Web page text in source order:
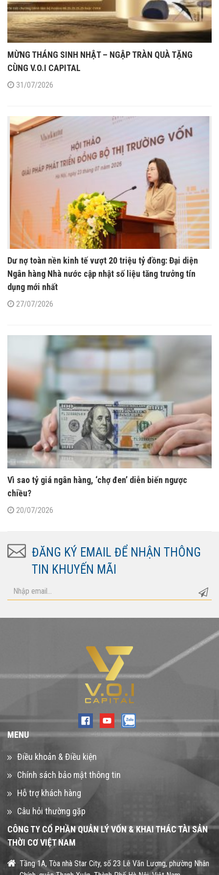
MỪNG THÁNG SINH NHẬT – NGẬP TRÀN QUÀ TẶNG
CÙNG V.O.I CAPITAL
31/07/2026
Dư nợ toàn nền kinh tế vượt 20 triệu tỷ đồng: Đại diện
Ngân hàng Nhà nước cập nhật số liệu tăng trưởng tín
dụng mới nhất
27/07/2026
Vì sao tỷ giá ngân hàng, ‘chợ đen’ diễn biến ngược
chiều?
20/07/2026
ĐĂNG KÝ EMAIL ĐỂ NHẬN THÔNG
TIN KHUYẾN MÃI
MENU
Điều khoản & Điều kiện
Chính sách bảo mật thông tin
Hỗ trợ khách hàng
Câu hỏi thường gặp
CÔNG TY CỔ PHẦN QUẢN LÝ VỐN & KHAI THÁC TÀI SẢN
THỜI CƠ VIỆT NAM
Tầng 1A, Tòa nhà Star City, số 23 Lê Văn Lương, phường Nhân